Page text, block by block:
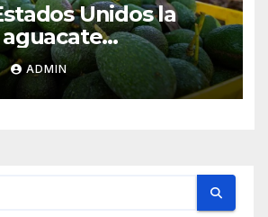
Unidos la
de forma
ADMIN